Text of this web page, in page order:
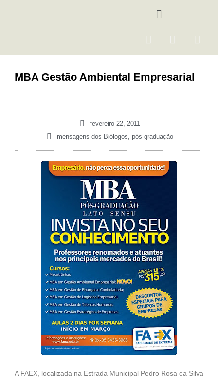
Menu
F
e
b
I
t
a
Y
MBA Gestão Ambiental Empresarial
fevereiro 22, 2011
mensagens dos Biólogos, pós-graduação
A FAEX, localizada na Estrada Municipal Pedro Rosa da Silva